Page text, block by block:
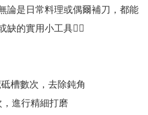
論是日常料理或偶爾補刀，都能
的實用小工具👍🏻
槽數次，去除鈍角
進行精細打磨